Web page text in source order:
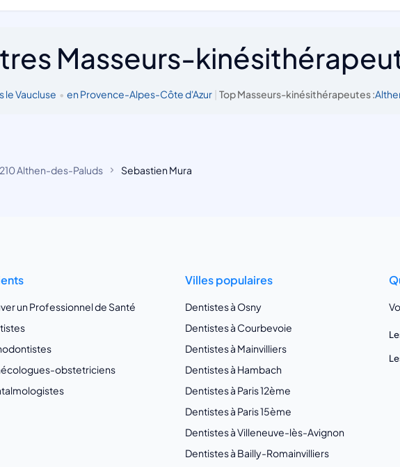
Masseurs-
le Vaucluse • en Provence-Alpes-Côte d'Azur | Top Masseurs-kinésithérapeutes :
Althen-des-Paluds Sebastien Mura
un Professionnel de Santé
obstetriciens
Villes populaires
Dentistes à Osny
Dentistes à Courbevoie
Dentistes à Mainvilliers
Dentistes à Hambach
Dentistes à Paris 12ème
Dentistes à Paris 15ème
Dentistes à Villeneuve-lès-Avignon
Dentistes à Bailly-Romainvilliers